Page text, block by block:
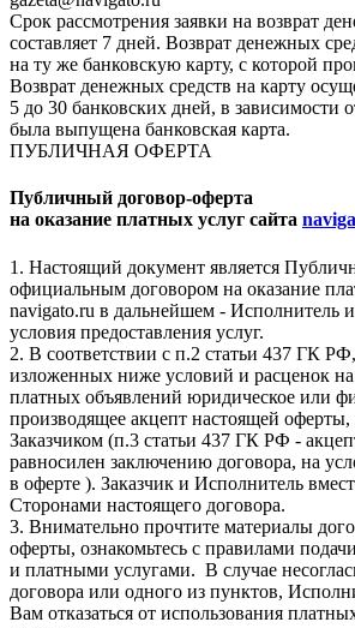
Срок рассмотрения заявки на возврат
составляет 7 дней. Возврат денежных
на ту же банковскую карту, с которой
Возврат денежных средств на карту
5 до 30 банковских дней, в зависимости
была выпущена банковская карта.
ПУБЛИЧНАЯ ОФЕРТА
Публичный договор-оферта
на оказание платных услуг сайта
1. Настоящий документ является
официальным договором на оказание
navigato.ru в дальнейшем - Исполнитель
условия предоставления услуг.
2. В соответствии с п.2 статьи 437 ГК
изложенных ниже условий и расценок
платных объявлений юридическое или
производящее акцепт настоящей оферты,
Заказчиком (п.3 статьи 437 ГК РФ -
равносилен заключению договора, на
в оферте ). Заказчик и Исполнитель
Сторонами настоящего договора.
3. Внимательно прочтите материалы
оферты, ознакомьтесь с правилами
и платными услугами. В случае
договора или одного из пунктов,
Вам отказаться от использования